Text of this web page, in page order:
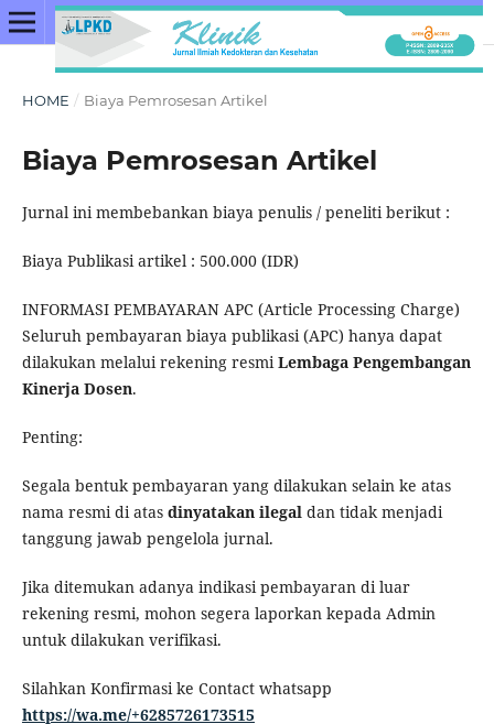
HOME / Biaya Pemrosesan Artikel
Biaya Pemrosesan Artikel
Jurnal ini membebankan biaya penulis / peneliti berikut :
Biaya Publikasi artikel : 500.000 (IDR)
INFORMASI PEMBAYARAN APC (Article Processing Charge)
Seluruh pembayaran biaya publikasi (APC) hanya dapat
dilakukan melalui rekening resmiLembaga Pengembangan
Kinerja Dosen.
Penting:
Segala bentuk pembayaran yang dilakukan selain ke atas
nama resmi di atas dinyatakan ilegaldan tidak menjadi
tanggung jawab pengelola jurnal.
Jika ditemukan adanya indikasi pembayaran di luar
rekening resmi, mohon segera laporkan kepada Admin
untuk dilakukan verifikasi.
Silahkan Konfirmasi ke Contact whatsapp
https://wa.me/+6285726173515